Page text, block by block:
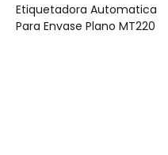
Etiquetadora Automatica
Para Envase Plano MT220